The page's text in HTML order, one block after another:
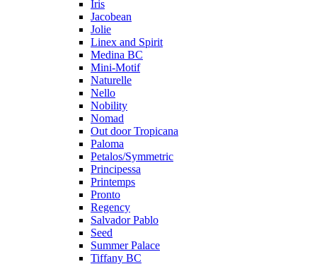
Iris
Jacobean
Jolie
Linex and Spirit
Medina BC
Mini-Motif
Naturelle
Nello
Nobility
Nomad
Out door Tropicana
Paloma
Petalos/Symmetric
Principessa
Printemps
Pronto
Regency
Salvador Pablo
Seed
Summer Palace
Tiffany BC